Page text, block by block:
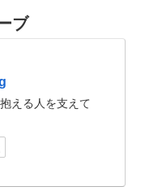
ブ
える人を支えて